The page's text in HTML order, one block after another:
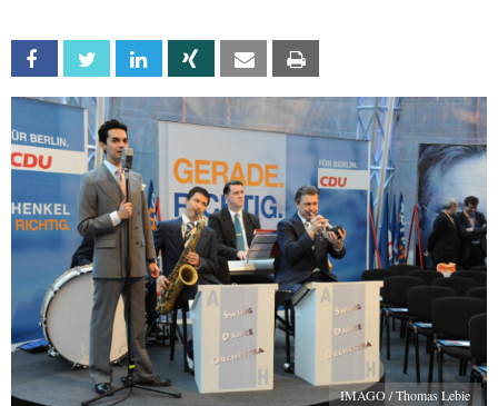
Facebook Twitter Linkedin Xing Email
IMAGO / Thomas Lebie